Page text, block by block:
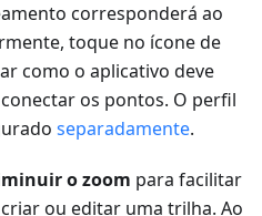
corresponderá ao
toque no ícone de
como o aplicativo deve
os pontos. O perfil
separadamente.
o zoom para facilitar
ou editar uma trilha. Ao